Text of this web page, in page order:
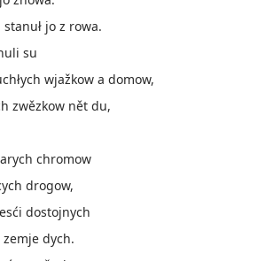
jo z rowa.
su
wjažkow a domow,
zwězkow nět du,
chromow
drogow,
dostojnych
dych.